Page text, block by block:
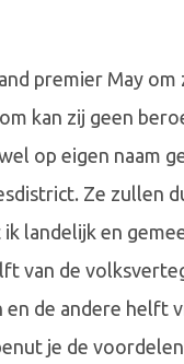
premier May
kan zij geen
op eigen naam
Ze zullen
landelijk en
van de
de andere helft
je de